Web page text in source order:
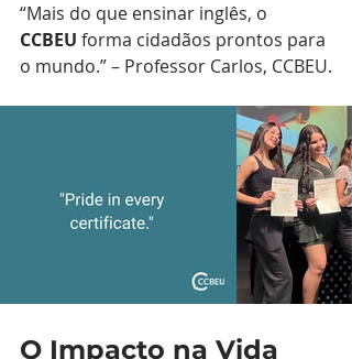
“Mais do que ensinar inglês, o
CCBEU forma cidadãos prontos para
o mundo.” – Professor Carlos, CCBEU.
O Impacto na Vida